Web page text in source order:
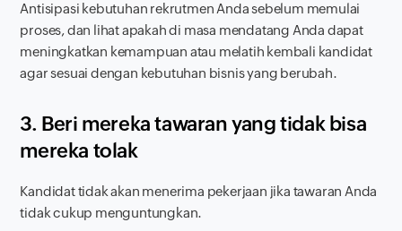
Antisipasi kebutuhan rekrutmen Anda sebelum memulai
proses, dan lihat apakah di masa mendatang Anda dapat
meningkatkan kemampuan atau melatih kembali kandidat
agar sesuai dengan kebutuhan bisnis yang berubah.
3. Beri mereka tawaran yang tidak bisa
mereka tolak
Kandidat tidak akan menerima pekerjaan jika tawaran Anda
tidak cukup menguntungkan.